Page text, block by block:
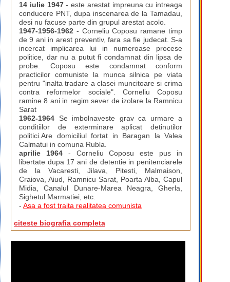
14 iulie 1947- este arestat impreuna cu intreaga
conducere PNT, dupa inscenarea de la Tamadau,
desi nu facuse parte din grupul arestat acolo.
1947-1956-1962 - Corneliu Coposu ramane timp
de 9 ani in arest preventiv, fara sa fie judecat. S-a
incercat implicarea lui in numeroase procese
politice, dar nu a putut fi condamnat din lipsa de
probe. Coposu este condamnat conform
practicilor comuniste la munca silnica pe viata
pentru "inalta tradare a clasei muncitoare si crima
contra reformelor sociale". Corneliu Coposu
ramine 8 ani in regim sever de izolare la Ramnicu
Sarat
1962-1964 Se imbolnaveste grav ca urmare a
conditiilor de exterminare aplicat detinutilor
politici.Are domiciliul fortat in Baragan la Valea
Calmatui in comuna Rubla.
aprilie 1964- Corneliu Coposu este pus in
libertate dupa 17 ani de detentie in penitenciarele
de la Vacaresti, Jilava, Pitesti, Malmaison,
Craiova, Aiud, Ramnicu Sarat, Poarta Alba, Capul
Midia, Canalul Dunare-Marea Neagra, Gherla,
Sighetul Marmatiei, etc.
- Asa a fost traita realitatea comunista
citeste biografia completa